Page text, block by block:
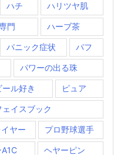
ハチ ハリツヤ肌
門 ハーブ茶
パニック症状 パフ
パワーの出る珠
ール好き ピュア
ェイスブック
ヤー プロ野球選手
ヘヤーピン